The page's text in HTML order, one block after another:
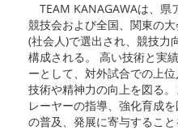
TEAM KANAGAWAは、県
競技会および全国、関東の
(社会人)で選出され、競技力
構成される。 高い技術と実
ーとして、対外試合での上
技術や精神力の向上を図る
レーヤーの指導、強化育成
の普及、発展に寄与すること